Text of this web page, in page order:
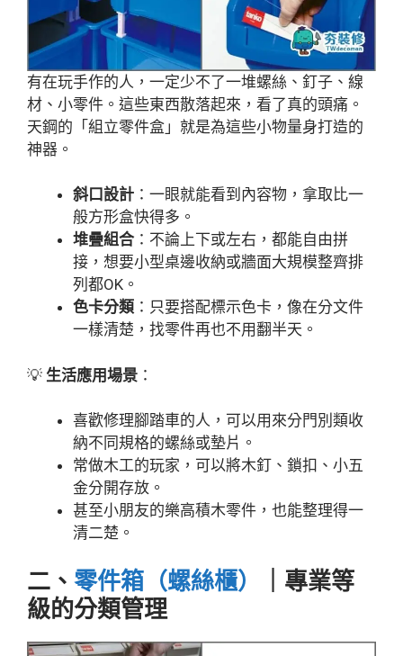
有在玩手作的人，一定少不了一堆螺絲、釘子、線
材、小零件。這些東西散落起來，看了真的頭痛。
天鋼的「組立零件盒」就是為這些小物量身打造的
神器。
斜口設計 ：一眼就能看到內容物，拿取比一
般方形盒快得多。
堆疊組合 ：不論上下或左右，都能自由拼
接，想要小型桌邊收納或牆面大規模整齊排
列都OK。
色卡分類 ：只要搭配標示色卡，像在分文件
一樣清楚，找零件再也不用翻半天。
💡 生活應用場景 ：
喜歡修理腳踏車的人，可以用來分門別類收
納不同規格的螺絲或墊片。
常做木工的玩家，可以將木釘、鎖扣、小五
金分開存放。
甚至小朋友的樂高積木零件，也能整理得一
清二楚。
二、 零件箱（螺絲櫃）
｜專業等
級的分類管理